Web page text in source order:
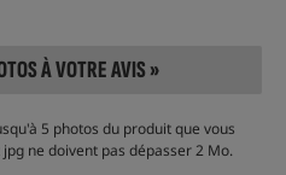
À VOTRE AVIS »
5 photos du produit que vous
ne doivent pas dépasser 2 Mo.